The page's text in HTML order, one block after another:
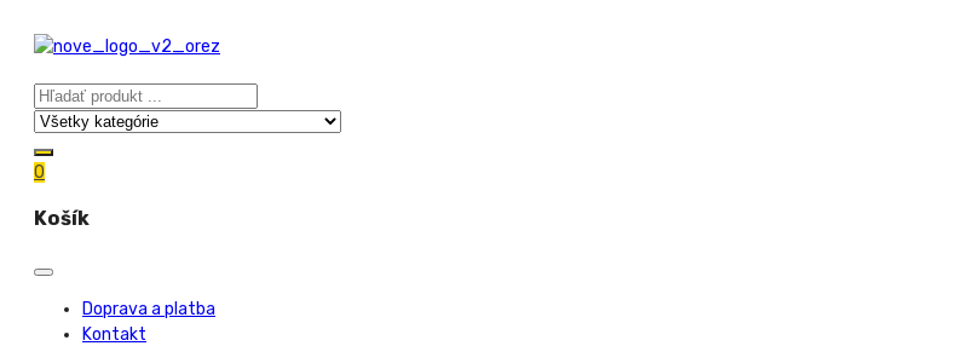
0
Košík
Doprava a platba
Kontakt